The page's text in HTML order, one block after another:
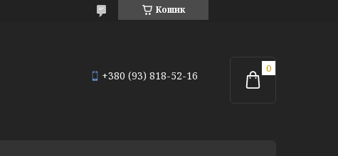
Кошик
+380 (93) 818-52-16